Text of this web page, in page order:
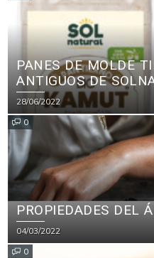
PANES DE MOLDE
ANTIGUOS DE
28/06/2022
0
PROPIEDADES DEL
04/03/2022
0